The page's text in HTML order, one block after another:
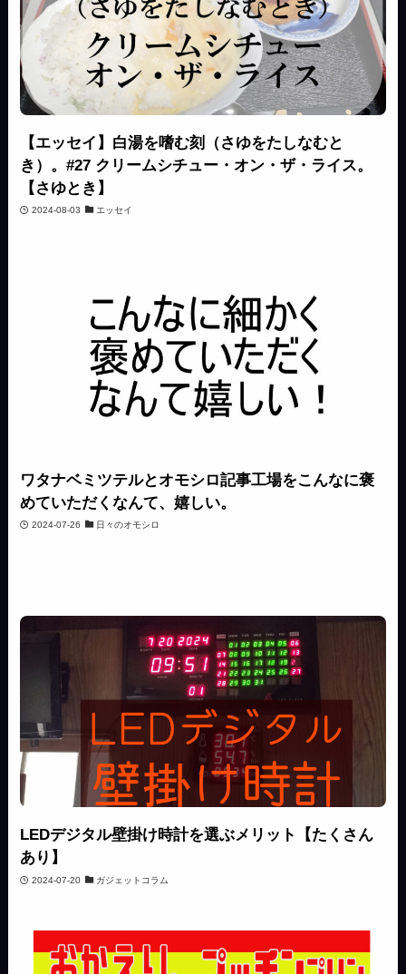
【エッセイ】白湯を嗜む刻（さゆをたしなむと
き）。#27 クリームシチュー・オン・ザ・ライス。
【さゆとき】
2024-08-03 エッセイ
ワタナベミツテルとオモシロ記事工場をこんなに褒
めていただくなんて、嬉しい。
2024-07-26 日々のオモシロ
LEDデジタル壁掛け時計を選ぶメリット【たくさん
あり】
2024-07-20 ガジェットコラム